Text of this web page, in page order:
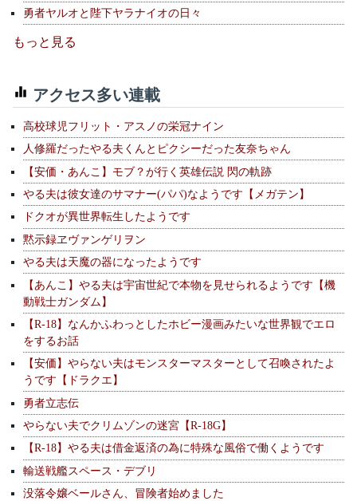
勇者ヤルオと陛下ヤラナイオの日々
もっと見る
アクセス多い連載
高校球児フリット・アスノの栄冠ナイン
人修羅だったやる夫くんとピクシーだった友奈ちゃん
【安価・あんこ】モブ？が行く英雄伝説 閃の軌跡
やる夫は彼女達のサマナー(パパ)なようです【メガテン】
ドクオが異世界転生したようです
黙示録ヱヴァンゲリヲン
やる夫は天魔の器になったようです
【あんこ】やる夫は宇宙世紀で本物を見せられるようです【機
動戦士ガンダム】
【R-18】なんかふわっとしたホビー漫画みたいな世界観でエロ
をするお話
【安価】やらない夫はモンスターマスターとして召喚されたよ
うです【ドラクエ】
勇者立志伝
やらない夫でクリムゾンの迷宮【R-18G】
【R-18】やる夫は借金返済の為に特殊な風俗で働くようです
輸送戦艦スペース・デブリ
没落令嬢ベールさん、冒険者始めました